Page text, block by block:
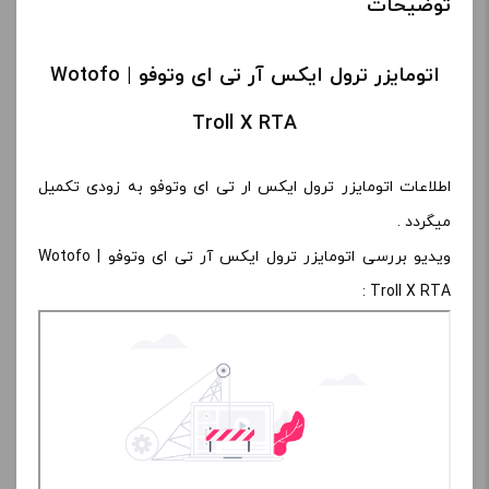
توضیحات
اتومایزر ترول ایکس آر تی ای وتوفو | Wotofo
Troll X RTA
اطلاعات اتومایزر ترول ایکس ار تی ای وتوفو به زودی تکمیل
میگردد .
ویدیو بررسی اتومایزر ترول ایکس آر تی ای وتوفو | Wotofo
Troll X RTA :